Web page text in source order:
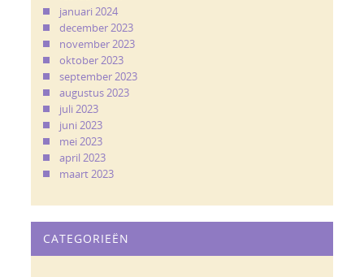
januari 2024
december 2023
november 2023
oktober 2023
september 2023
augustus 2023
juli 2023
juni 2023
mei 2023
april 2023
maart 2023
CATEGORIEËN